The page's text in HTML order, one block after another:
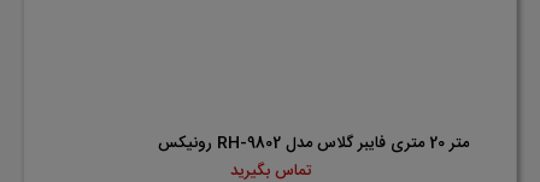
متر 20 متری فایبر گلاس مدل RH-9802 رونیکس
تماس بگیرید